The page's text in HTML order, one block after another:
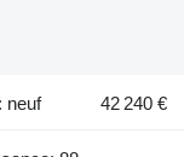
neuf 42 240 €